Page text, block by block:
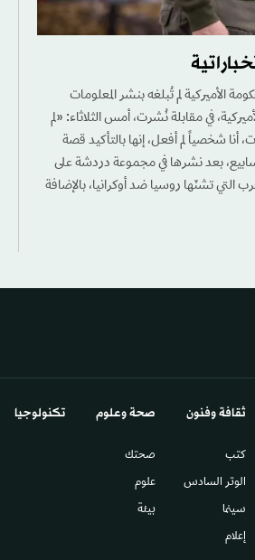
الأميركية لم تُبلغه بنشر المعلومات
في مقابلة نُشرت، أمس الثلاثاء: «لم
أنا شخصياً لم أفعل، إنها بالتأكيد قصة
بعد نشرها في مجموعة دردشة على
تشنّها روسيا ضد أوكرانيا، بالإضافة
ثقافة وفنون
كتب
الوتر السادس​
سينما
إعلام
صحة وعلوم
صحتك
علوم
بيئة
تكنولوجيا